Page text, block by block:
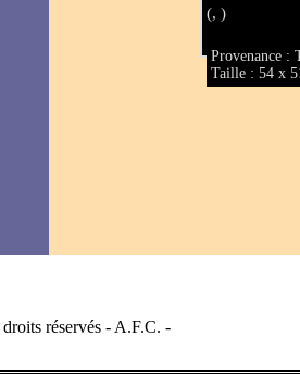
(, )
Provenance :
Taille : 54 x
réservés - A.F.C. -